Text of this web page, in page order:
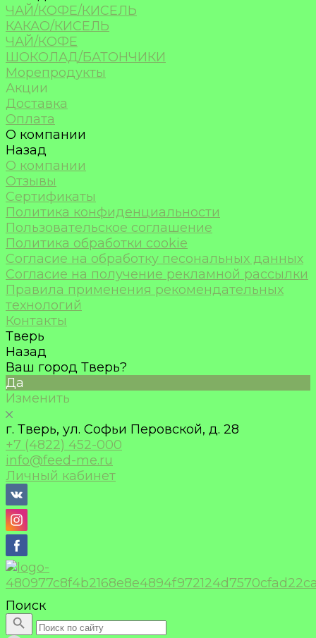
ЧАЙ/КОФЕ/КИСЕЛЬ
КАКАО/КИСЕЛЬ
ЧАЙ/КОФЕ
ШОКОЛАД/БАТОНЧИКИ
Морепродукты
Акции
Доставка
Оплата
О компании
Назад
О компании
Отзывы
Сертификаты
Политика конфиденциальности
Пользовательское соглашение
Политика обработки cookie
Согласие на обработку песональных данных
Согласие на получение рекламной рассылки
Правила применения рекомендательных
технологий
Контакты
Тверь
Назад
Ваш город Тверь?
Да
Изменить
г. Тверь, ул. Софьи Перовской, д. 28
+7 (4822) 452-000
info@feed-me.ru
Личный кабинет
Поиск